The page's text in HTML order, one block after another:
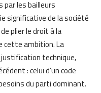
les bailleurs
significative de la société
plier le droit à la
cette ambition. La
technique,
: celui d’un code
du parti dominant.